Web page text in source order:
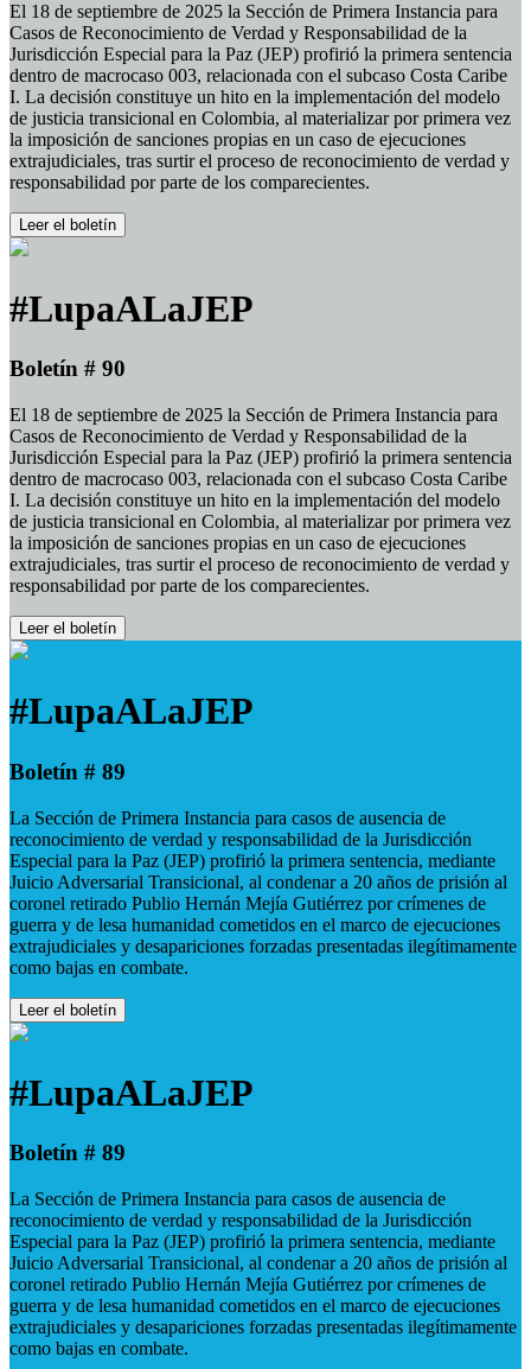
El 18 de septiembre de 2025 la Sección de Primera Instancia para
Casos de Reconocimiento de Verdad y Responsabilidad de la
Jurisdicción Especial para la Paz (JEP) profirió la primera sentencia
dentro de macrocaso 003, relacionada con el subcaso Costa Caribe
I. La decisión constituye un hito en la implementación del modelo
de justicia transicional en Colombia, al materializar por primera vez
la imposición de sanciones propias en un caso de ejecuciones
extrajudiciales, tras surtir el proceso de reconocimiento de verdad y
responsabilidad por parte de los comparecientes.
Leer el boletín
#LupaALaJEP
Boletín # 90
El 18 de septiembre de 2025 la Sección de Primera Instancia para
Casos de Reconocimiento de Verdad y Responsabilidad de la
Jurisdicción Especial para la Paz (JEP) profirió la primera sentencia
dentro de macrocaso 003, relacionada con el subcaso Costa Caribe
I. La decisión constituye un hito en la implementación del modelo
de justicia transicional en Colombia, al materializar por primera vez
la imposición de sanciones propias en un caso de ejecuciones
extrajudiciales, tras surtir el proceso de reconocimiento de verdad y
responsabilidad por parte de los comparecientes.
Leer el boletín
#LupaALaJEP
Boletín # 89
La Sección de Primera Instancia para casos de ausencia de
reconocimiento de verdad y responsabilidad de la Jurisdicción
Especial para la Paz (JEP) profirió la primera sentencia, mediante
Juicio Adversarial Transicional, al condenar a 20 años de prisión al
coronel retirado Publio Hernán Mejía Gutiérrez por crímenes de
guerra y de lesa humanidad cometidos en el marco de ejecuciones
extrajudiciales y desapariciones forzadas presentadas ilegítimamente
como bajas en combate.
Leer el boletín
#LupaALaJEP
Boletín # 89
La Sección de Primera Instancia para casos de ausencia de
reconocimiento de verdad y responsabilidad de la Jurisdicción
Especial para la Paz (JEP) profirió la primera sentencia, mediante
Juicio Adversarial Transicional, al condenar a 20 años de prisión al
coronel retirado Publio Hernán Mejía Gutiérrez por crímenes de
guerra y de lesa humanidad cometidos en el marco de ejecuciones
extrajudiciales y desapariciones forzadas presentadas ilegítimamente
como bajas en combate.